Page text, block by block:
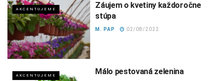
AKCENTUJEME
Záujem o kvetiny každoročne
stúpa
M. PAP 02/08/2022
AKCENTUJEME Málo pestovaná zelenina